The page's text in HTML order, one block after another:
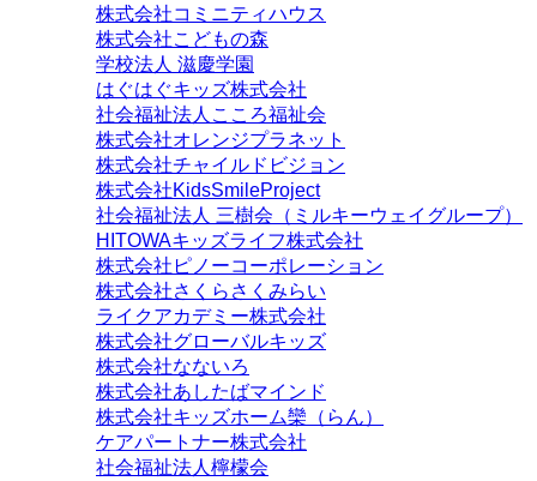
株式会社コミニティハウス
株式会社こどもの森
学校法人 滋慶学園
はぐはぐキッズ株式会社
社会福祉法人こころ福祉会
株式会社オレンジプラネット
株式会社チャイルドビジョン
株式会社KidsSmileProject
社会福祉法人 三樹会（ミルキーウェイグループ）
HITOWAキッズライフ株式会社
株式会社ピノーコーポレーション
株式会社さくらさくみらい
ライクアカデミー株式会社
株式会社グローバルキッズ
株式会社なないろ
株式会社あしたばマインド
株式会社キッズホーム欒（らん）
ケアパートナー株式会社
社会福祉法人檸檬会